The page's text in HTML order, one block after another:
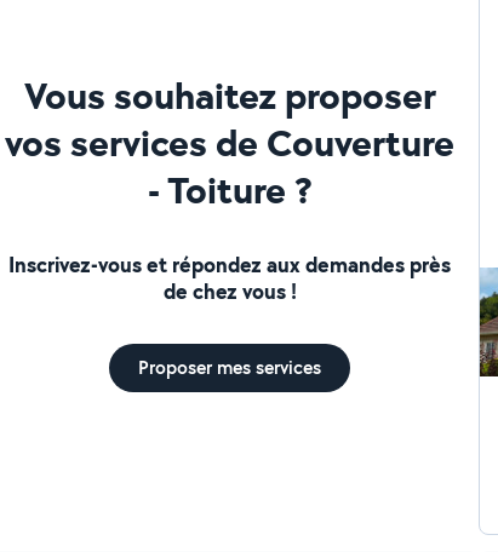
Vous souhaitez proposer
vos services de Couverture
- Toiture ?
Inscrivez-vous et répondez aux demandes près
de chez vous !
Proposer mes services